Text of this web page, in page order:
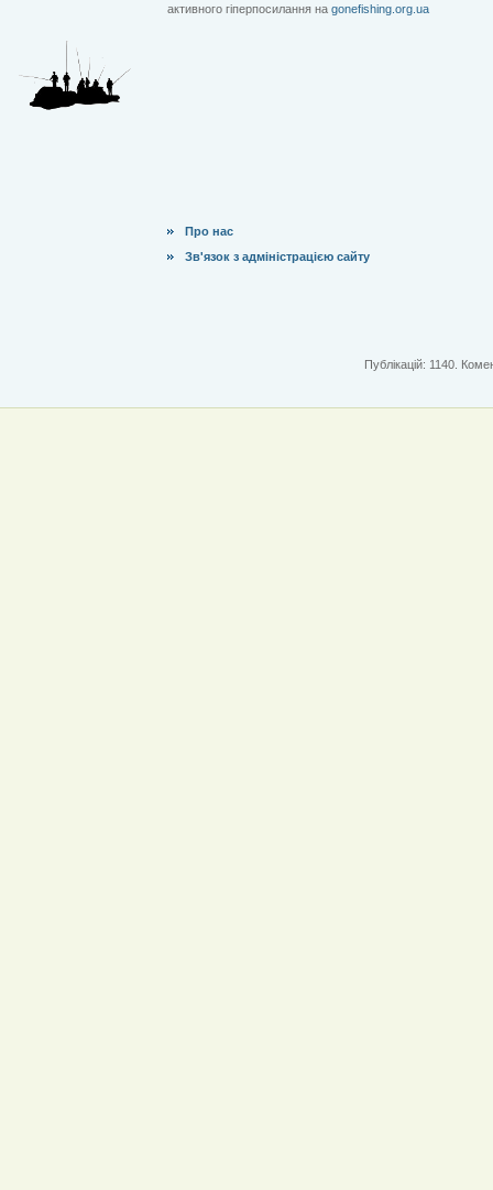
активного гіперпосилання на gonefishing.org.ua
Про нас
Зв'язок з адміністрацією сайту
Публікацій: 1140.